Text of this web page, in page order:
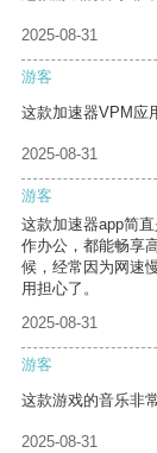
2025-08-31
游客
这款加速器VPM应
2025-08-31
游客
这款加速器app简
作办公，都能畅享
候，经常因为网速
用担心了。
2025-08-31
游客
这款游戏的音乐非
2025-08-31